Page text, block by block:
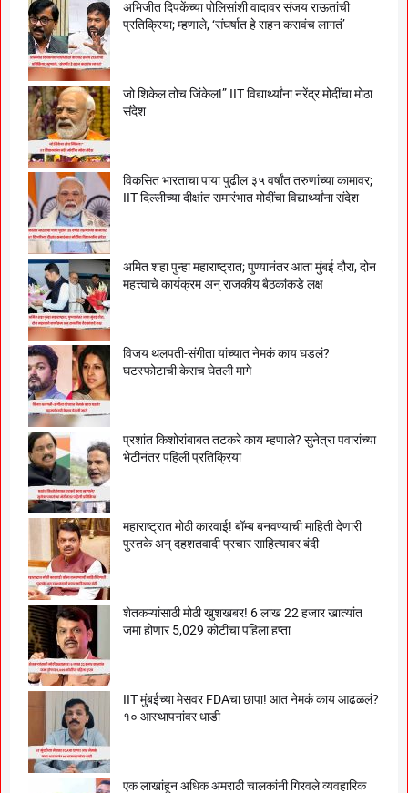
अभिजीत दिपकेंच्या पोलिसांशी वादावर संजय राऊतांची
प्रतिक्रिया; म्हणाले, ‘संघर्षात हे सहन करावंच लागतं’
जो शिकेल तोच जिंकेल!” IIT विद्यार्थ्यांना नरेंद्र मोदींचा मोठा
संदेश
विकसित भारताचा पाया पुढील ३५ वर्षांत तरुणांच्या कामावर;
IIT दिल्लीच्या दीक्षांत समारंभात मोदींचा विद्यार्थ्यांना संदेश
अमित शहा पुन्हा महाराष्ट्रात; पुण्यानंतर आता मुंबई दौरा, दोन
महत्त्वाचे कार्यक्रम अन् राजकीय बैठकांकडे लक्ष
विजय थलपती-संगीता यांच्यात नेमकं काय घडलं?
घटस्फोटाची केसच घेतली मागे
प्रशांत किशोरांबाबत तटकरे काय म्हणाले? सुनेत्रा पवारांच्या
भेटीनंतर पहिली प्रतिक्रिया
महाराष्ट्रात मोठी कारवाई! बॉम्ब बनवण्याची माहिती देणारी
पुस्तके अन् दहशतवादी प्रचार साहित्यावर बंदी
शेतकऱ्यांसाठी मोठी खुशखबर! 6 लाख 22 हजार खात्यांत
जमा होणार 5,029 कोटींचा पहिला हप्ता
IIT मुंबईच्या मेसवर FDAचा छापा! आत नेमकं काय आढळलं?
१० आस्थापनांवर धाडी
एक लाखांहून अधिक अमराठी चालकांनी गिरवले व्यवहारिक